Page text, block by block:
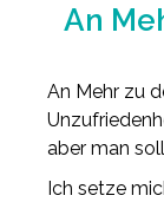
An
An Mehr zu
aber man
Ich setze